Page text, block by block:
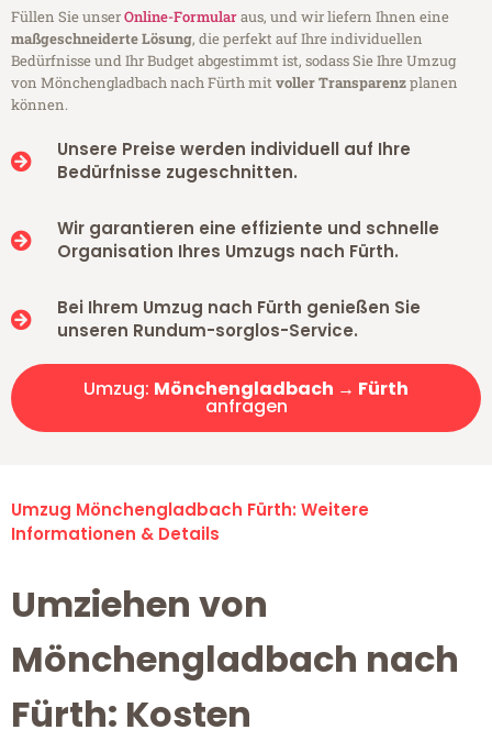
Füllen Sie unserOnline-Formularaus, und wir liefern Ihnen eine
maßgeschneiderte Lösung, die perfekt auf Ihre individuellen
Bedürfnisse und Ihr Budget abgestimmt ist, sodass Sie Ihre Umzug
von Mönchengladbach nach Fürth mitvoller Transparenzplanen
können.
Unsere Preise werden individuell auf Ihre
Bedürfnisse zugeschnitten.
Wir garantieren eine effiziente und schnelle
Organisation Ihres Umzugs nach Fürth.
Bei Ihrem Umzug nach Fürth genießen Sie
unseren Rundum-sorglos-Service.
Umzug: Mönchengladbach → Fürth
anfragen
Umzug Mönchengladbach Fürth: Weitere
Informationen & Details
Umziehen von
Mönchengladbach nach
Fürth: Kosten